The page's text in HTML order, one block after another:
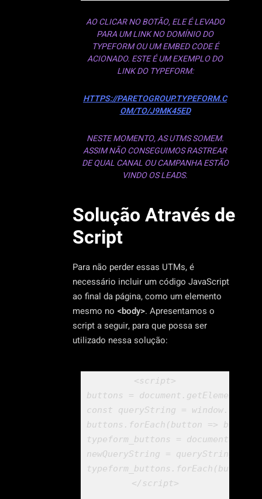
AO CLICAR NO BOTÃO, ELE É LEVADO
PARA UM LINK NO DOMÍNIO DO
TYPEFORM OU UMEMBED CODEÉ
ACIONADO. ESTE É UM EXEMPLO DO
LINK DO TYPEFORM:
HTTPS://PARETOGROUP.TYPEFORM.C
OM/TO/J9MK45ED
NESTE MOMENTO, AS UTMS SOMEM.
ASSIM NÃO CONSEGUIMOS RASTREAR
DE QUAL CANAL OU CAMPANHA ESTÃO
VINDO OS LEADS.
Solução Através de
Script
Para não perder essas UTMs, é
necessário incluir um código JavaScript
ao final da página, como um elemento
mesmo no <body>. Apresentamos o
script a seguir, para que possa ser
utilizado nessa solução:
<script>
buttons = document
const queryString = window
buttons.forEach(button =>
typeform_buttons = document
newQueryString =
typeform_buttons.forEach(button
</script>